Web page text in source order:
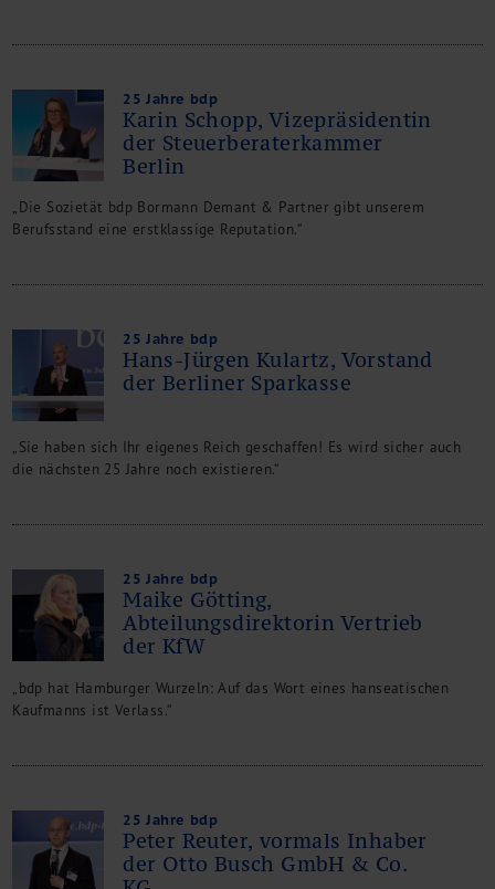
25 Jahre bdp
Karin Schopp, Vizepräsidentin
der Steuerberaterkammer
Berlin
„Die Sozietät bdp Bormann Demant & Partner gibt unserem
Berufsstand eine erstklassige Reputation.“
25 Jahre bdp
Hans-Jürgen Kulartz, Vorstand
der Berliner Sparkasse
„Sie haben sich Ihr eigenes Reich geschaffen! Es wird sicher auch
die nächsten 25 Jahre noch existieren.“
25 Jahre bdp
Maike Götting,
Abteilungsdirektorin Vertrieb
der KfW
„bdp hat Hamburger Wurzeln: Auf das Wort eines hanseatischen
Kaufmanns ist Verlass.“
25 Jahre bdp
Peter Reuter, vormals Inhaber
der Otto Busch GmbH & Co.